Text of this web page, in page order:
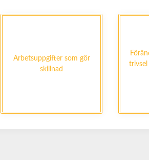
Arbetsuppgifter som gör
skillnad